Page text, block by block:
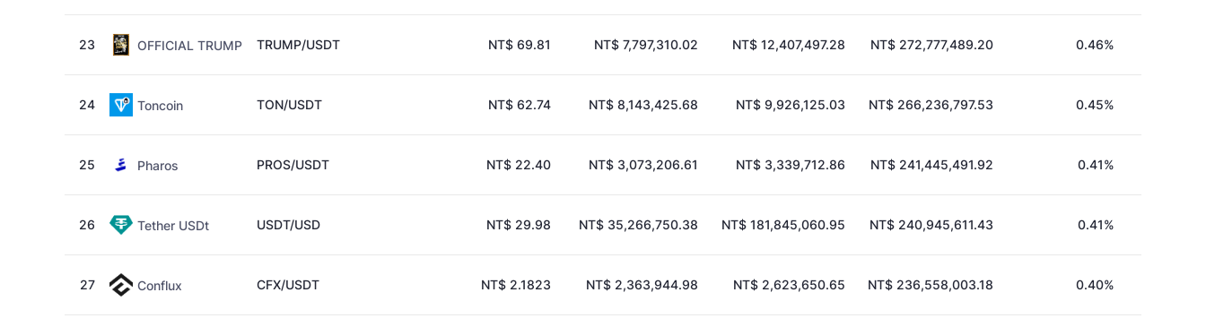
23 OFFICIAL TRUMP TRUMP/USDT NT$ 69.81 NT$ 7,797,310.02 NT$ 12,407,497.28 NT$ 272,777,489.20 0.46%
24 Toncoin TON/USDT NT$ 62.74 NT$ 8,143,425.68 NT$ 9,926,125.03 NT$ 266,236,797.53 0.45%
25 Pharos PROS/USDT NT$ 22.40 NT$ 3,073,206.61 NT$ 3,339,712.86 NT$ 241,445,491.92 0.41%
26 Tether USDt USDT/USD NT$ 29.98 NT$ 35,266,750.38 NT$ 181,845,060.95 NT$ 240,945,611.43 0.41%
27 Conflux CFX/USDT NT$ 2.1823 NT$ 2,363,944.98 NT$ 2,623,650.65 NT$ 236,558,003.18 0.40%